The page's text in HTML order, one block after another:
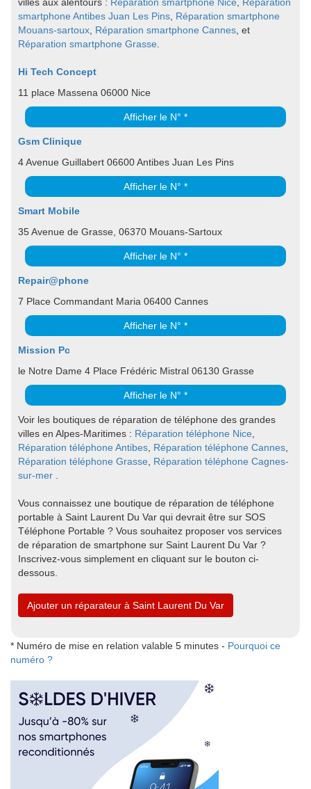
smartphone Antibes Juan Les Pins Réparation smartphone
Mouans-sartoux Réparation smartphone Cannes , et
Réparation smartphone Grasse
Hi Tech Concept
11 place Massena 06000 Nice
Afficher le N° *
Gsm Clinique
4 Avenue Guillabert 06600 Antibes Juan Les Pins
Afficher le N° *
Smart Mobile
35 Avenue de Grasse, 06370 Mouans-Sartoux
Afficher le N° *
Repair@phone
7 Place Commandant Maria 06400 Cannes
Afficher le N° *
Mission Pc
le Notre Dame 4 Place Frédéric Mistral 06130 Grasse
Afficher le N° *
Voir les boutiques de réparation de téléphone des grandes
villes en Alpes-Maritimes : Réparation téléphone Nice
Réparation téléphone Antibes Réparation téléphone Cannes
Réparation téléphone Grasse
Réparation téléphone Cagnes-
sur-mer
Vous connaissez une boutique de réparation de téléphone
portable à Saint Laurent Du Var qui devrait être sur SOS
Téléphone Portable ? Vous souhaitez proposer vos services
de réparation de smartphone sur Saint Laurent Du Var ?
Inscrivez-vous simplement en cliquant sur le bouton ci-
dessous.
Ajouter un réparateur à Saint Laurent Du Var
* Numéro de mise en relation valable 5 minutes - Pourquoi ce
numéro ?